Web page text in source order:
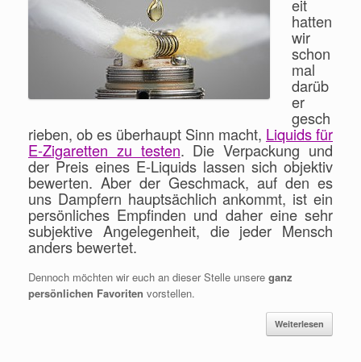
eit
hatten
wir
schon
mal
darüb
er
gesch
rieben, ob es überhaupt Sinn macht, Liquids für
E-Zigaretten zu testen. Die Verpackung und
der Preis eines E-Liquids lassen sich objektiv
bewerten. Aber der Geschmack, auf den es
uns Dampfern hauptsächlich ankommt, ist ein
persönliches Empfinden und daher eine sehr
subjektive Angelegenheit, die jeder Mensch
anders bewertet.
Dennoch möchten wir euch an dieser Stelle unsere ganz
persönlichen Favoriten vorstellen.
Weiterlesen